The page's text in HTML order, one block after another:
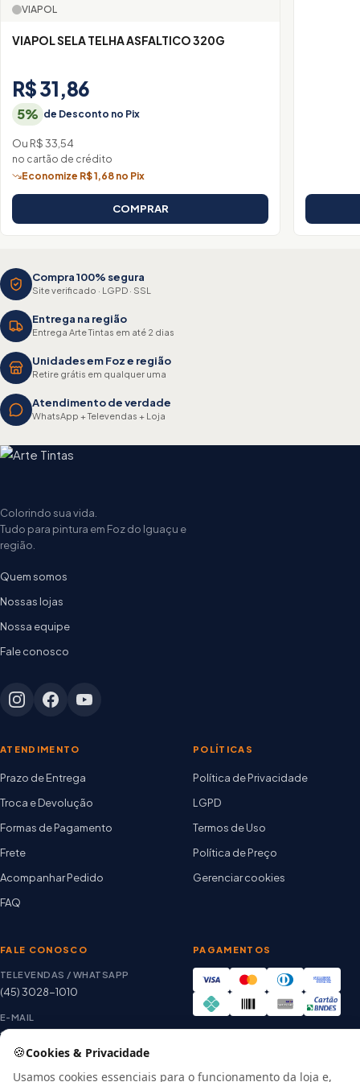
VIAPOL
VIAPOL SELA TELHA ASFALTICO 320G
R$ 31,86
5% de Desconto no Pix
Ou R$ 33,54
no cartão de crédito
Economize R$ 1,68 no Pix
COMPRAR
Compra 100% segura
Site verificado · LGPD · SSL
Entrega na região
Entrega Arte Tintas em até 2 dias
Unidades em Foz e região
Retire grátis em qualquer uma
Atendimento de verdade
WhatsApp + Televendas + Loja
Colorindo sua vida.
Tudo para pintura em Foz do Iguaçu e
região.
Quem somos
Nossas lojas
Nossa equipe
Fale conosco
ATENDIMENTO
Prazo de Entrega
Troca e Devolução
Formas de Pagamento
Frete
Acompanhar Pedido
FAQ
POLÍTICAS
Política de Privacidade
LGPD
Termos de Uso
Política de Preço
Gerenciar cookies
FALE CONOSCO
TELEVENDAS / WHATSAPP
(45) 3028-1010
E-MAIL
thiago@artetintas.com.br
HORÁRIO
Seg. a Sex. 8h às 18h
PAGAMENTOS
🍪Cookies & Privacidade
Usamos cookies essenciais para o funcionamento da loja e,